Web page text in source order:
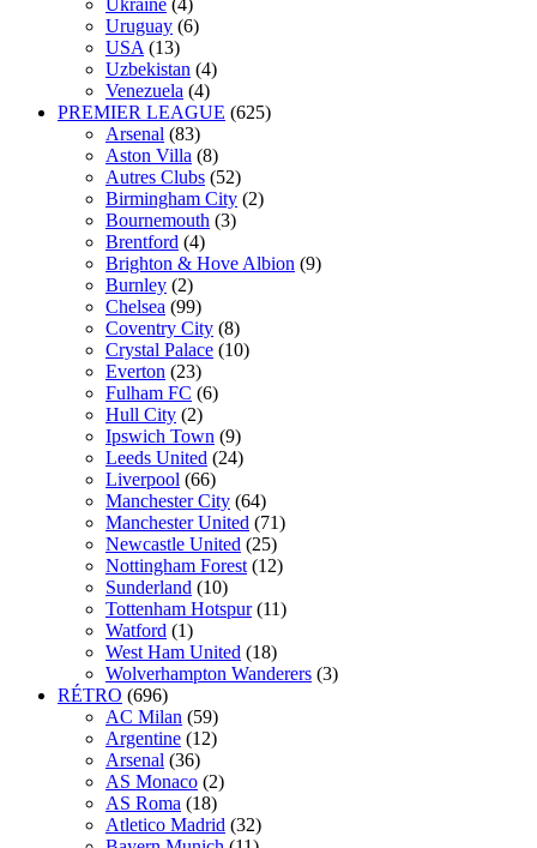
Uruguay (6)
USA (13)
Uzbekistan (4)
Venezuela (4)
PREMIER LEAGUE (625)
Arsenal (83)
Aston Villa (8)
Autres Clubs (52)
Birmingham City (2)
Bournemouth (3)
Brentford (4)
Brighton & Hove Albion (9)
Burnley (2)
Chelsea (99)
Coventry City (8)
Crystal Palace (10)
Everton (23)
Fulham FC (6)
Hull City (2)
Ipswich Town (9)
Leeds United (24)
Liverpool (66)
Manchester City (64)
Manchester United (71)
Newcastle United (25)
Nottingham Forest (12)
Sunderland (10)
Tottenham Hotspur (11)
Watford (1)
West Ham United (18)
Wolverhampton Wanderers (3)
RÉTRO (696)
AC Milan (59)
Argentine (12)
Arsenal (36)
AS Monaco (2)
AS Roma (18)
Atletico Madrid (32)